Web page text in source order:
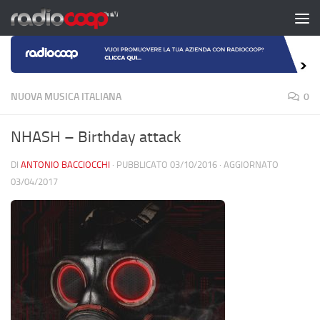
Salta al contenuto
NUOVA MUSICA ITALIANA 0
NHASH – Birthday attack
DI ANTONIO BACCIOCCHI · PUBBLICATO 03/10/2016 · AGGIORNATO
03/04/2017